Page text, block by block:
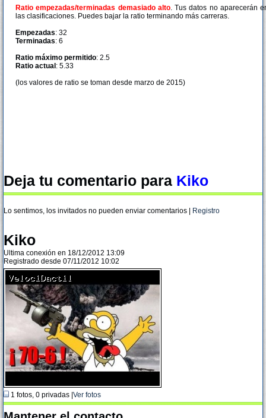
Ratio empezadas/terminadas demasiado alto. Tus datos no aparecerán
las clasificaciones. Puedes bajar la ratio terminando más carreras.
Empezadas: 32
Terminadas: 6
Ratio máximo permitido: 2.5
Ratio actual : 5.33
(los valores de ratio se toman desde marzo de 2015)
Deja tu comentario para Kiko
Lo sentimos, los invitados no pueden enviar comentarios | Registro
Kiko
Ultima conexión en 18/12/2012 13:09
Registrado desde 07/11/2012 10:02
1 fotos, 0 privadas | Ver fotos